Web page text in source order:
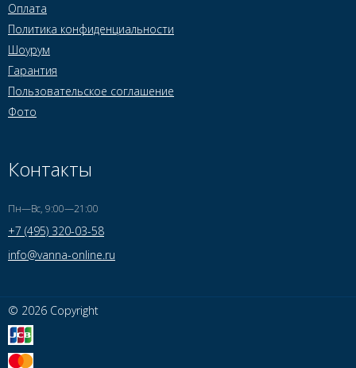
Оплата
Политика конфиденциальности
Шоурум
Гарантия
Пользовательское соглашение
Фото
Контакты
Пн—Вс, 9:00—21:00
+7 (495) 320-03-58
info@vanna-online.ru
© 2026 Copyright